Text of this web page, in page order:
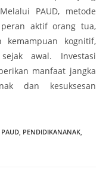
PAUD, metode
aktif orang tua,
kemampuan kognitif,
awal. Investasi
manfaat jangka
dan kesuksesan
PAUD, PENDIDIKANANAK,